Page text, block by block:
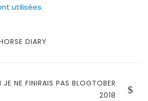
utilisées.
DIARY
NE FINIRAIS PAS BLOGTOBER
2018